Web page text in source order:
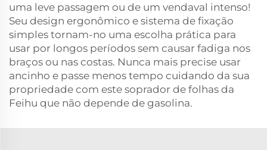
uma leve passagem ou de um vendaval intenso!
Seu design ergonômico e sistema de fixação
simples tornam-no uma escolha prática para
usar por longos períodos sem causar fadiga nos
braços ou nas costas. Nunca mais precise usar
ancinho e passe menos tempo cuidando da sua
propriedade com este soprador de folhas da
Feihu que não depende de gasolina.